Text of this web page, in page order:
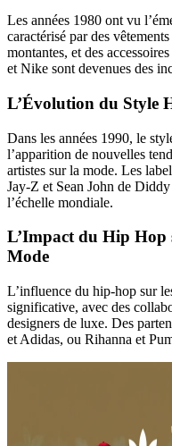
Les années 1980 ont vu
caractérisé par des
montantes, et des
et Nike sont devenues des
L’Évolution du Style
Dans les années 1990, le
l’apparition de nouvelles
artistes sur la mode. Les
Jay-Z et Sean John de
l’échelle mondiale.
L’Impact du Hip Hop
Mode
L’influence du hip-hop sur
significative, avec des
designers de luxe. Des
et Adidas, ou Rihanna et